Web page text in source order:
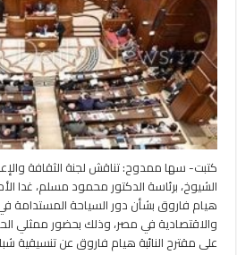
كتبت- سها ممدوح: تناقش لجنة الثقافة
الشيوخ، برئاسة الدكتور محمود مسلم، غدا
هيام فاروق بشأن دور السياحة المستدامة في
والاقتصادية في مصر، وذلك بحضور ممثلي
على مقترح النائبة هيام فاروق عن تنسيقية